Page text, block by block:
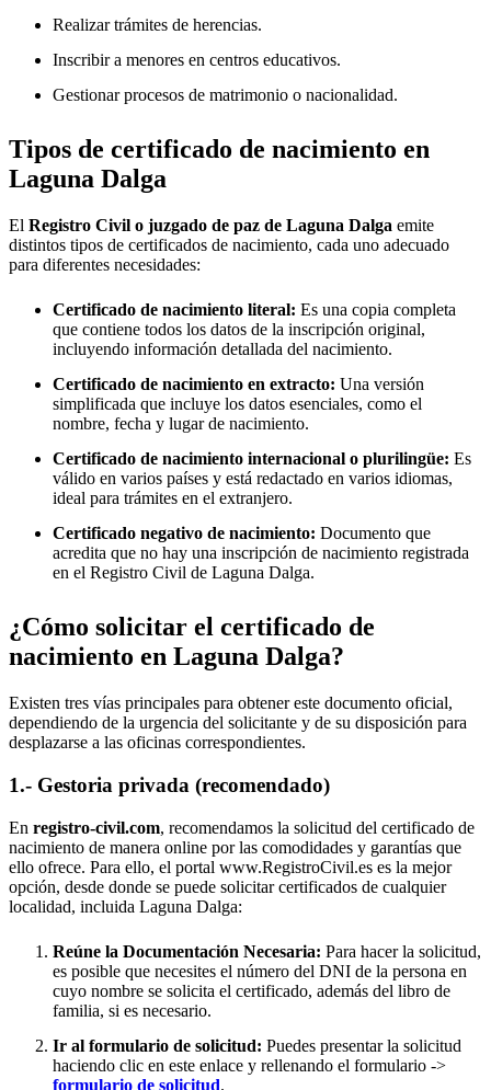
Realizar trámites de herencias.
Inscribir a menores en centros educativos.
Gestionar procesos de matrimonio o nacionalidad.
Tipos de certificado de nacimiento en
Laguna Dalga
El Registro Civil o juzgado de paz de Laguna Dalga emite
distintos tipos de certificados de nacimiento, cada uno adecuado
para diferentes necesidades:
Certificado de nacimiento literal: Es una copia completa
que contiene todos los datos de la inscripción original,
incluyendo información detallada del nacimiento.
Certificado de nacimiento en extracto: Una versión
simplificada que incluye los datos esenciales, como el
nombre, fecha y lugar de nacimiento.
Certificado de nacimiento internacional o plurilingüe: Es
válido en varios países y está redactado en varios idiomas,
ideal para trámites en el extranjero.
Certificado negativo de nacimiento: Documento que
acredita que no hay una inscripción de nacimiento registrada
en el Registro Civil de Laguna Dalga.
¿Cómo solicitar el certificado de
nacimiento en Laguna Dalga?
Existen tres vías principales para obtener este documento oficial,
dependiendo de la urgencia del solicitante y de su disposición para
desplazarse a las oficinas correspondientes.
1.- Gestoria privada (recomendado)
En registro-civil.com, recomendamos la solicitud del certificado de
nacimiento de manera online por las comodidades y garantías que
ello ofrece. Para ello, el portal www.RegistroCivil.es es la mejor
opción, desde donde se puede solicitar certificados de cualquier
localidad, incluida Laguna Dalga:
Reúne la Documentación Necesaria: Para hacer la solicitud,
es posible que necesites el número del DNI de la persona en
cuyo nombre se solicita el certificado, además del libro de
familia, si es necesario.
Ir al formulario de solicitud: Puedes presentar la solicitud
haciendo clic en este enlace y rellenando el formulario ->
formulario de solicitud.